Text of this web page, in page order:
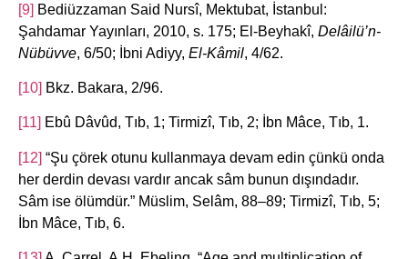
[9] Bediüzzaman Said Nursî, Mektubat, İstanbul:
Şahdamar Yayınları, 2010, s. 175; El-Beyhakî, Delâilü’n-
Nübüvve, 6/50; İbni Adiyy, El-Kâmil, 4/62.
[10] Bkz. Bakara, 2/96.
[11] Ebû Dâvûd, Tıb, 1; Tirmizî, Tıb, 2; İbn Mâce, Tıb, 1.
[12] “Şu çörek otunu kullanmaya devam edin çünkü onda
her derdin devası vardır ancak sâm bunun dışındadır.
Sâm ise ölümdür.” Müslim, Selâm, 88–89; Tirmizî, Tıb, 5;
İbn Mâce, Tıb, 6.